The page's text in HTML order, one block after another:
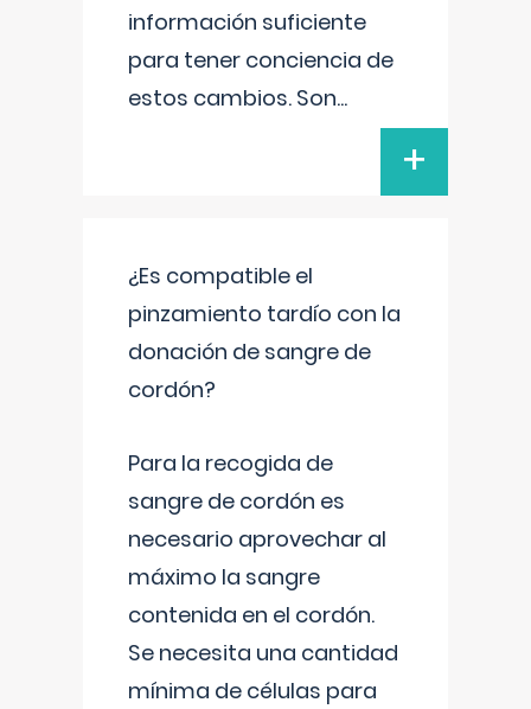
información suficiente
para tener conciencia de
estos cambios. Son...
+
¿Es compatible el
pinzamiento tardío con la
donación de sangre de
cordón?
Para la recogida de
sangre de cordón es
necesario aprovechar al
máximo la sangre
contenida en el cordón.
Se necesita una cantidad
mínima de células para